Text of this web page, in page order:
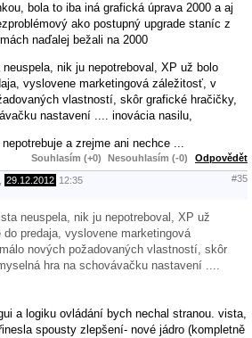
bola to iba iná grafická úprava 2000 a aj
ako postupný upgrade staníc z
naďalej bežali na 2000
nik ju nepotreboval, XP už bolo
vyslovene marketingová záležitosť, v
vlastností, skôr grafické hračičky,
nastavení .... inovácia nasilu,
a zrejme ani nechce ...
Souhlasím (+0) Nesouhlasím (-0) Odpovědět
29.12.2012 12:35 #35
neuspela, nik ju nepotreboval, XP už
do predaja, vyslovene marketingová
nových požadovaných vlastností, skôr
hra na schovávačku nastavení ....
a logiku ovládání bych nechal stranou. vista,
spousty zlepšení- nové jádro (kompletně